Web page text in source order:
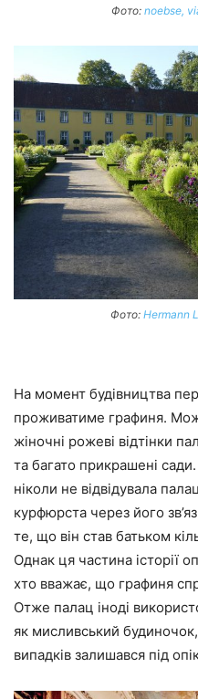
Фото: noebse,
Фото: Hermann
На момент будівництва
проживатиме графиня.
жіночні рожеві відтінки
та багато прикрашені
ніколи не відвідувала
курфюрста через його
те, що він став батьком
Однак ця частина історії
хто вважає, що графиня
Отже палац іноді
як мисливський
випадків залишався під